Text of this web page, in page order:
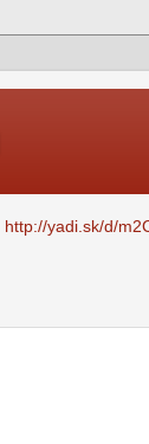
http://yadi.sk/d/